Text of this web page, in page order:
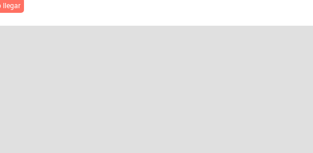
llegar